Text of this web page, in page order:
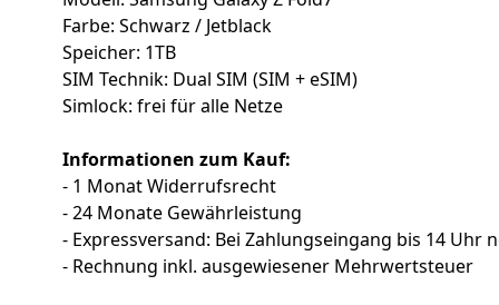
Farbe: Schwarz / Jetblack
Speicher: 1TB
SIM Technik: Dual SIM (SIM + eSIM)
Simlock: frei für alle Netze
Informationen zum Kauf:
- 1 Monat Widerrufsrecht
- 24 Monate Gewährleistung
- Expressversand: Bei Zahlungseingang bis 14 Uhr
- Rechnung inkl. ausgewiesener Mehrwertsteuer